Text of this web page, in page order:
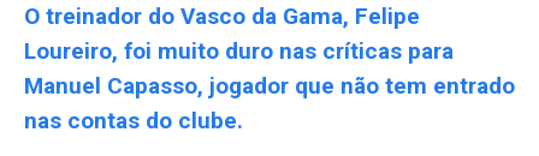
O treinador do Vasco da Gama, Felipe
Loureiro, foi muito duro nas críticas para
Manuel Capasso, jogador que não tem entrado
nas contas do clube.